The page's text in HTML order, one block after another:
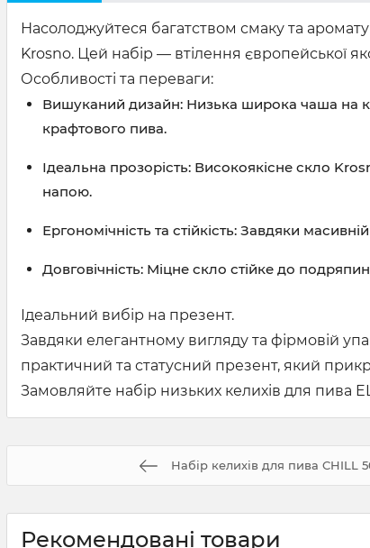
Насолоджуйтеся багатством смаку та
Krosno. Цей набір — втілення європейської
Особливості та переваги:
Вишуканий дизайн: Низька широка чаша на
крафтового пива.
Ідеальна прозорість: Високоякісне скло
напою.
Ергономічність та стійкість: Завдяки
Довговічність: Міцне скло стійке до
Ідеальний вибір на презент.
Завдяки елегантному вигляду та фірмовій
практичний та статусний презент, який
Замовляйте набір низьких келихів для пива
Набір келихів для пива CHILL
Рекомендовані товари